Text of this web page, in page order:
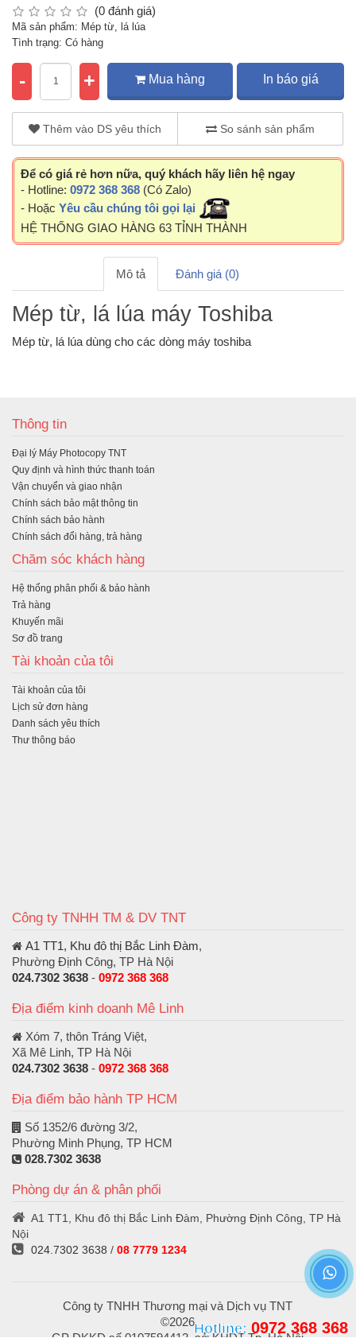
(0 đánh giá)
Mã sản phẩm: Mép từ, lá lúa
Tình trạng: Có hàng
- + Mua hàng In báo giá
Thêm vào DS yêu thích So sánh sản phẩm
Để có giá rẻ hơn nữa, quý khách hãy liên hệ ngay
- Hotline: 0972 368 368 (Có Zalo)
- Hoặc Yêu cầu chúng tôi gọi lại
HỆ THỐNG GIAO HÀNG 63 TỈNH THÀNH
Mô tả Đánh giá (0)
Mép từ, lá lúa máy Toshiba
Mép từ, lá lúa dùng cho các dòng máy toshiba
Thông tin
Đại lý Máy Photocopy TNT
Quy định và hình thức thanh toán
Vận chuyển và giao nhận
Chính sách bảo mật thông tin
Chính sách bảo hành
Chính sách đổi hàng, trả hàng
Chăm sóc khách hàng
Hệ thống phân phối & bảo hành
Trả hàng
Khuyến mãi
Sơ đồ trang
Tài khoản của tôi
Tài khoản của tôi
Lịch sử đơn hàng
Danh sách yêu thích
Thư thông báo
Công ty TNHH TM & DV TNT
A1 TT1, Khu đô thị Bắc Linh Đàm,
Phường Định Công, TP Hà Nội
024.7302 3638 - 0972 368 368
Địa điểm kinh doanh Mê Linh
Xóm 7, thôn Tráng Việt,
Xã Mê Linh, TP Hà Nội
024.7302 3638 - 0972 368 368
Địa điểm bảo hành TP HCM
Số 1352/6 đường 3/2,
Phường Minh Phụng, TP HCM
028.7302 3638
Phòng dự án & phân phối
A1 TT1, Khu đô thị Bắc Linh Đàm, Phường Định Công, TP Hà
Nội
024.7302 3638 / 08 7779 1234
Công ty TNHH Thương mại và Dịch vụ TNT
©2026
GP ĐKKD số 0107594412, sở KHĐT Tp. Hà Nội
Hotline: 0972 368 368